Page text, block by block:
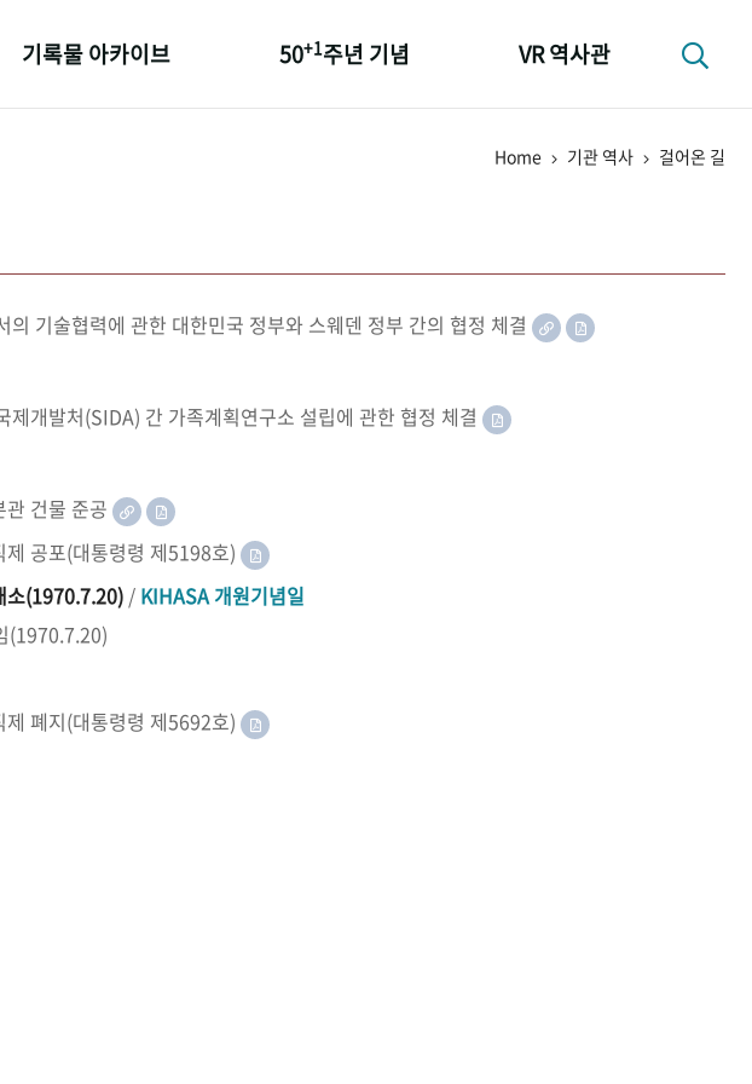
기록물 아카이브 50+1주년 기념 VR 역사관
Home 기관 역사 걸어온 길
의 기술협력에 관한 대한민국 정부와 스웨덴 정부 간의 협정 체결
제개발처(SIDA) 간 가족계획연구소 설립에 관한 협정 체결
건물 준공
공포(대통령령 제5198호)
소(1970.7.20) / KIHASA 개원기념일
(1970.7.20)
폐지(대통령령 제5692호)